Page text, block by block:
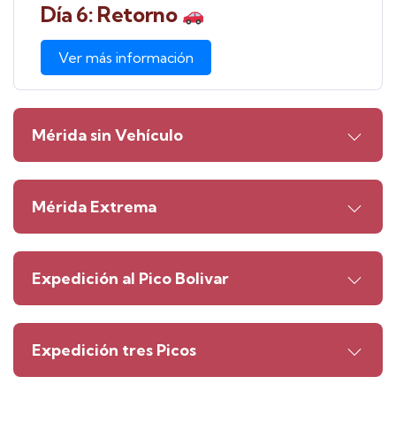
Día 6: Retorno
Ver más información
Mérida sin Vehículo
Mérida Extrema
Expedición al Pico Bolivar
Expedición tres Picos